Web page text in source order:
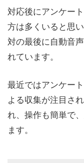
対応後にアンケー
方は多くいると思
対の最後に自動音
れています。
最近ではアンケー
よる収集が注目さ
れ、操作も簡単で
ます。